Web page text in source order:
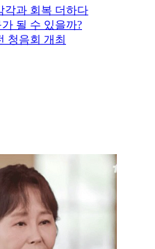
각과 회복 더하다
될 수 있을까?
청음회 개최